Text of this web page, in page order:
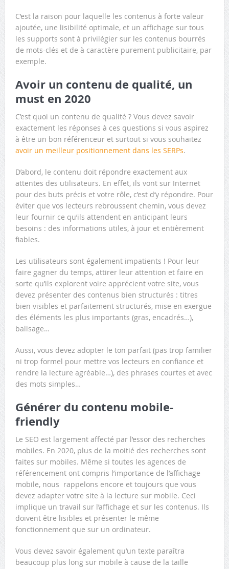
C’est la raison pour laquelle les contenus à forte valeur
ajoutée, une lisibilité optimale, et un affichage sur tous
les supports sont à privilégier sur les contenus bourrés
de mots-clés et de à caractère purement publicitaire, par
exemple.
Avoir un contenu de qualité, un
must en 2020
C’est quoi un contenu de qualité ? Vous devez savoir
exactement les réponses à ces questions si vous aspirez
à être un bon référenceur et surtout si vous souhaitez
avoir un meilleur positionnement dans les SERPs.
D’abord, le contenu doit répondre exactement aux
attentes des utilisateurs. En effet, ils vont sur Internet
pour des buts précis et votre rôle, c’est d’y répondre. Pour
éviter que vos lecteurs rebroussent chemin, vous devez
leur fournir ce qu’ils attendent en anticipant leurs
besoins : des informations utiles, à jour et entièrement
fiables.
Les utilisateurs sont également impatients ! Pour leur
faire gagner du temps, attirer leur attention et faire en
sorte qu’ils explorent voire apprécient votre site, vous
devez présenter des contenus bien structurés : titres
bien visibles et parfaitement structurés, mise en exergue
des éléments les plus importants (gras, encadrés…),
balisage…
Aussi, vous devez adopter le ton parfait (pas trop familier
ni trop formel pour mettre vos lecteurs en confiance et
rendre la lecture agréable…), des phrases courtes et avec
des mots simples…
Générer du contenu mobile-
friendly
Le SEO est largement affecté par l’essor des recherches
mobiles. En 2020, plus de la moitié des recherches sont
faites sur mobiles. Même si toutes les agences de
référencement ont compris l’importance de l’affichage
mobile, nous rappelons encore et toujours que vous
devez adapter votre site à la lecture sur mobile. Ceci
implique un travail sur l’affichage et sur les contenus. Ils
doivent être lisibles et présenter le même
fonctionnement que sur un ordinateur.
Vous devez savoir également qu’un texte paraîtra
beaucoup plus long sur mobile à cause de la taille